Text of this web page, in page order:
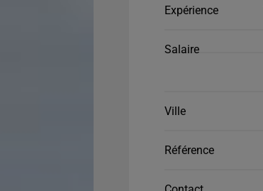
Expérience
Salaire
Ville
Référence